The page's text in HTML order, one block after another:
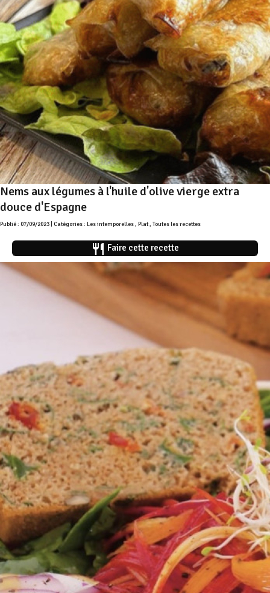
Nems aux légumes à l'huile d'olive vierge extra
douce d'Espagne
Publié : 07/09/2023 | Catégories : Les intemporelles, Plat, Toutes les recettes
restaurant Faire cette recette